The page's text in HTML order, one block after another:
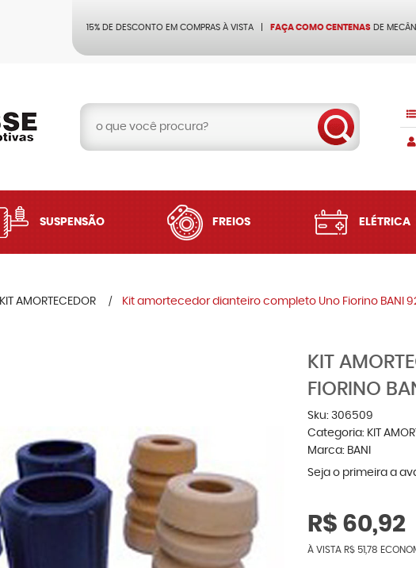
15% DE DESCONTO EM COMPRAS À VISTA FAÇA COMO CENTENAS DE
SUSPENSÃO FREIOS ELÉTRICA
KIT AMORTECEDOR Kit amortecedor dianteiro completo Uno Fiorino BANI
KIT
FIORINO
Sku: 306509
Categoria: KIT
Marca: BANI
Seja o primeira a
R$ 60,92
À VISTA R$ 51,78